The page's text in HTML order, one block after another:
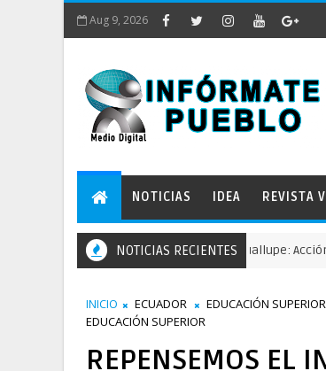
Aug 9, 2026
NOTICIAS IDEA REVISTA
NOTICIAS RECIENTES
Comunidades defienden el río Guallupe: Acción de
INICIO ECUADOR EDUCACIÓN SUPERIOR
EDUCACIÓN SUPERIOR
REPENSEMOS EL